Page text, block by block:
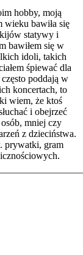
hobby, moją
wieku bawiła się
statywy i
bawiłem się w
idoli, takich
śpiewać dla
poddają w
koncertach, to
wiem, że ktoś
i obejrzeć
mniej czy
z dzieciństwa.
prywatki, gram